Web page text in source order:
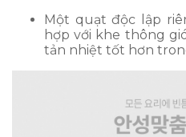
Một quạt độc lập
hợp với khe thông
tản nhiệt tốt hơn